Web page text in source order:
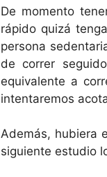
De momento
rápido quizá
persona
de correr
equivalente a
intentaremos
Además, hubiera
siguiente estudio